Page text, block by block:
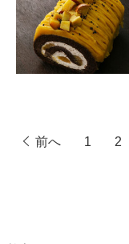
前へ 1 2